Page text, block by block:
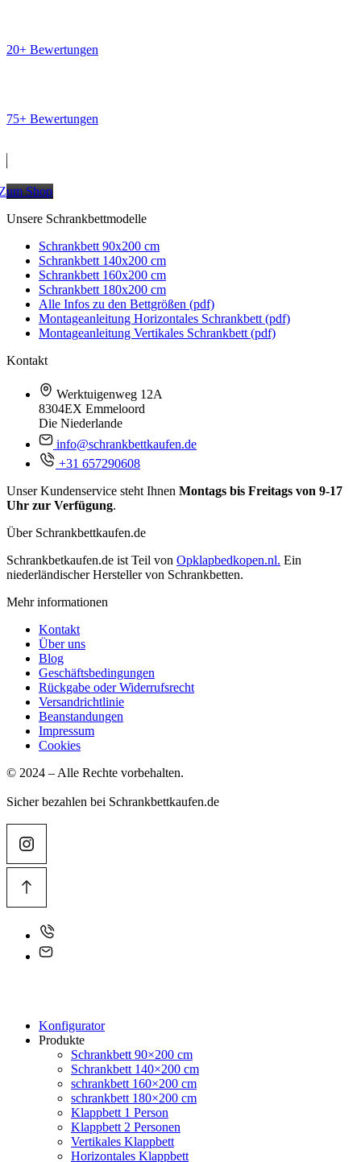
20+ Bewertungen
75+ Bewertungen
Shop
Unsere Schrankbettmodelle
Schrankbett 90x200 cm
Schrankbett 140x200 cm
Schrankbett 160x200 cm
Schrankbett 180x200 cm
Alle Infos zu den Bettgrößen (pdf)
Montageanleitung Horizontales Schrankbett (pdf)
Montageanleitung Vertikales Schrankbett (pdf)
Kontakt
Werktuigenweg 12A
8304EX Emmeloord
Die Niederlande
info@schrankbettkaufen.de
+31 657290608
Unser Kundenservice steht Ihnen Montags bis Freitags von 9-17
Uhr zur Verfügung.
Über Schrankbettkaufen.de
Schrankbetkaufen.de ist Teil von Opklapbedkopen.nl. Ein
niederländischer Hersteller von Schrankbetten.
Mehr informationen
Kontakt
Über uns
Blog
Geschäftsbedingungen
Rückgabe oder Widerrufsrecht
Versandrichtlinie
Beanstandungen
Impressum
Cookies
© 2024 – Alle Rechte vorbehalten.
Sicher bezahlen bei Schrankbettkaufen.de
Konfigurator
Produkte
Schrankbett 90×200 cm
Schrankbett 140×200 cm
schrankbett 160×200 cm
schrankbett 180×200 cm
Klappbett 1 Person
Klappbett 2 Personen
Vertikales Klappbett
Horizontales Klappbett